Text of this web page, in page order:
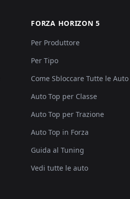
FORZA HORIZON 5
Per Produttore
Per Tipo
Come Sbloccare Tutte le Auto
Auto Top per Classe
Auto Top per Trazione
Auto Top in Forza
Guida al Tuning
Vedi tutte le auto